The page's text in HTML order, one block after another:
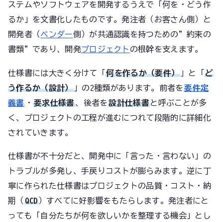
ステムやソフトウェアを開発するうえで「何を・どう作
るか」を文書化したものです。発注者（お客さん側）と
開発者（ ベンダー側）が共通認識を持つための”約束の
書類”であり、開発プロジェクト の根幹を支えます。
仕様書には大きく分けて「 何を作るか（要件）」と「 ど
う作るか（設計） 」の2種類があります。前者を 要件定
義書 ・ 要求仕様書、後者を 設計仕様書と呼ぶことが多
く、プロジェクトの工程が進むにつれて段階的に詳細化
されていきます。
仕様書が不十分だと、開発中に「言った・言わない」の
トラブルが多発し、手戻りコストが膨らみます。逆に丁
寧に作られた仕様書はプロジェクトの品質・コスト・納
期（ QCD）すべてに好影響をもたらします。発注者にと
っても「自分たちが何を欲しいかを整理する機会」とし